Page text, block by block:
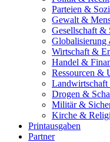
Parteien &
Gewalt &
Gesellschaft &
Globalisierung
Wirtschaft &
Handel &
Ressourcen &
Drogen &
Militär &
Kirche &
Printausgaben
Partner